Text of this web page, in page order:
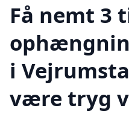
Få nemt 3
i
være tryg